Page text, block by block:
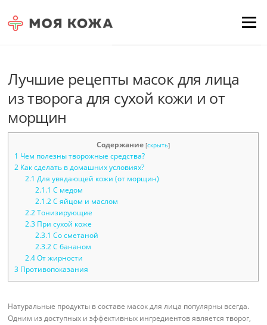
Menu
Лучшие рецепты масок для лица
из творога для сухой кожи и от
морщин
Содержание [скрыть]
1 Чем полезны творожные средства?
2 Как сделать в домашних условиях?
2.1 Для увядающей кожи (от морщин)
2.1.1 С медом
2.1.2 С яйцом и маслом
2.2Тонизирующие
2.3При сухой коже
2.3.1 Со сметаной
2.3.2 С бананом
2.4От жирности
3 Противопоказания
Натуральные продукты в составе масок для лица популярны всегда.
Одним из доступных и эффективных ингредиентов является творог,
Для любых предложений по